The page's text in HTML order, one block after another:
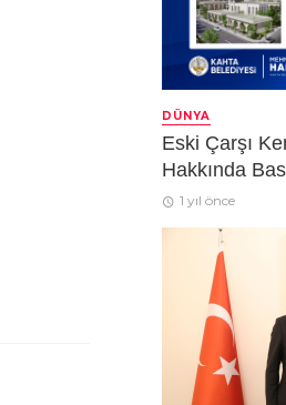
DÜNYA
Eski Çarşı
Hakkında
1 yıl önce